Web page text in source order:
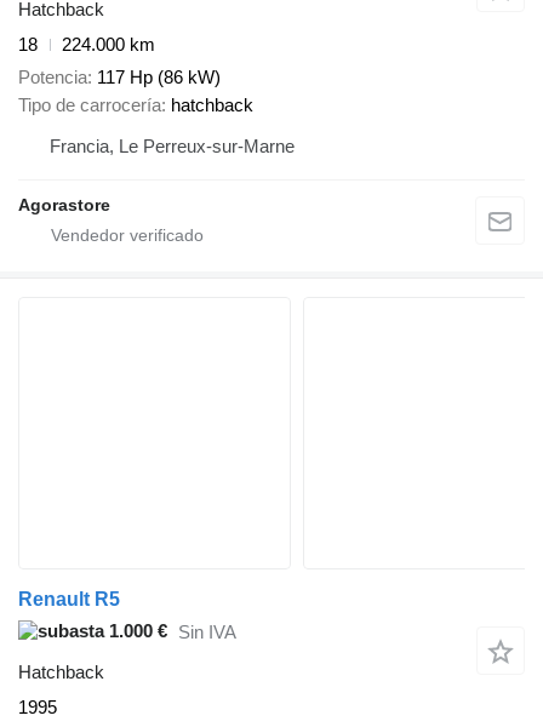
Hatchback
18
224.000 km
Potencia 117 Hp (86 kW)
Tipo de carrocería hatchback
Francia, Le Perreux-sur-Marne
Agorastore
Renault R5
1.000 € Sin IVA
Hatchback
1995